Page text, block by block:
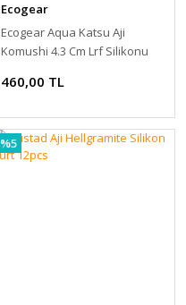
Ecogear
Ecogear Aqua Katsu Aji
Komushi 4.3 Cm Lrf Silikonu
460,00 TL
%5